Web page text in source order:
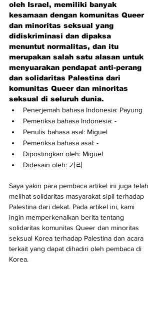
oleh Israel, memiliki banyak
kesamaan dengan komunitas Queer
dan minoritas seksual yang
didiskriminasi dan dipaksa
menuntut normalitas, dan itu
merupakan salah satu alasan untuk
menyuarakan pendapat anti-perang
dan solidaritas Palestina dari
komunitas Queer dan minoritas
seksual di seluruh dunia.
Penerjemah bahasa Indonesia: Payung
Pemeriksa bahasa Indonesia: -
Penulis bahasa asal: Miguel
Pemeriksa bahasa asal: -
Dipostingkan oleh: Miguel
Didesain oleh: 가리
Saya yakin para pembaca artikel ini juga telah
melihat solidaritas masyarakat sipil terhadap
Palestina dari dekat. Pada artikel ini, kami
ingin memperkenalkan berita tentang
solidaritas komunitas Queer dan minoritas
seksual Korea terhadap Palestina dan acara
terkait yang dapat dihadiri oleh pembaca di
Korea.